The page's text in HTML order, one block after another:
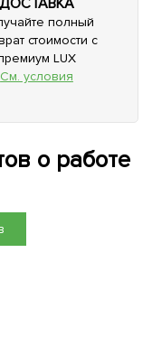
ДОСТАВКА
полный
стоимости с
LUX
См. условия
о работе